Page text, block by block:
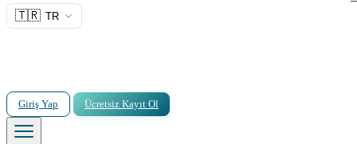
🇹🇷 TR
Giriş Yap Ücretsiz Kayıt Ol